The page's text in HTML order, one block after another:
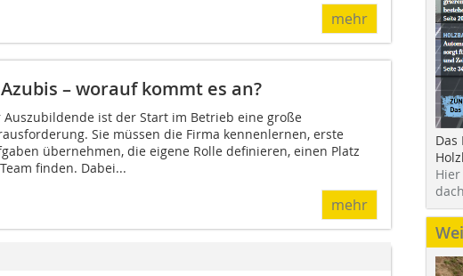
mehr
– worauf kommt es an?
Auszubildende ist der Start im Betrieb eine große
Sie müssen die Firma kennenlernen, erste
übernehmen, die eigene Rolle definieren, einen Platz
finden. Dabei...
mehr
Das